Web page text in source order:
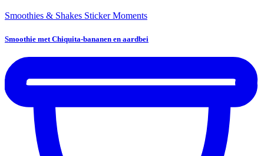
Smoothies & Shakes Sticker Moments
Smoothie met Chiquita-bananen en aardbei